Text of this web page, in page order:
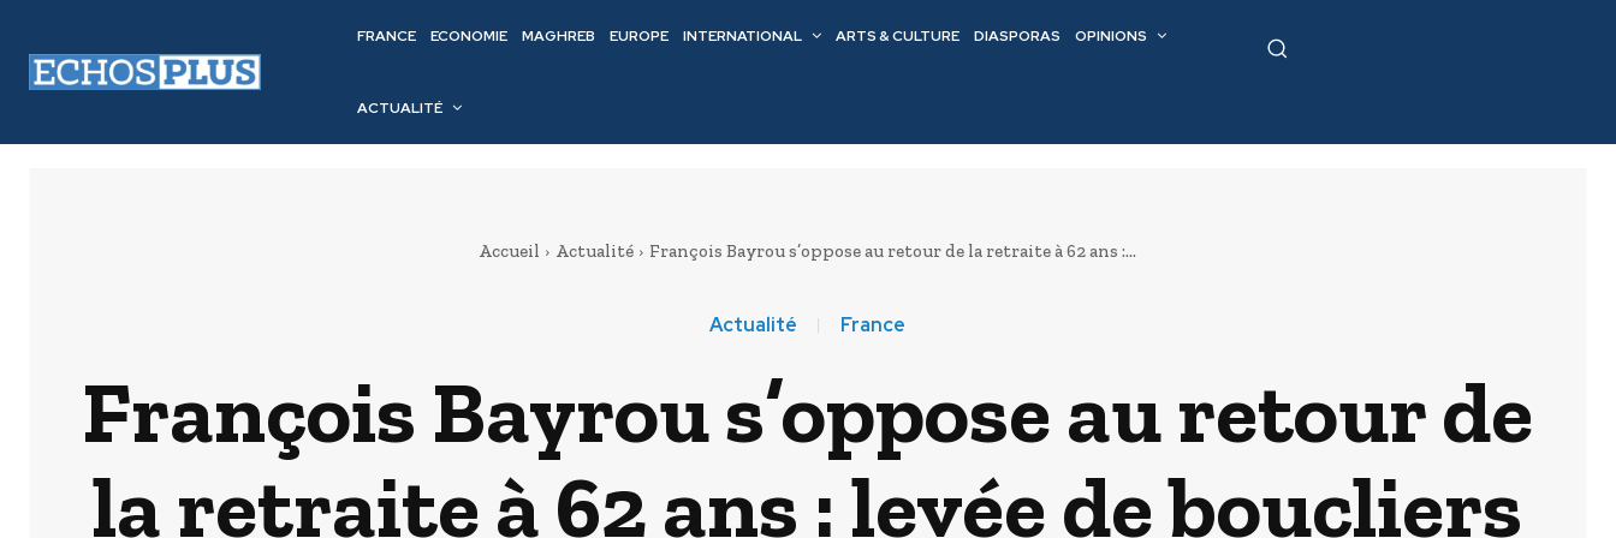
FRANCE ECONOMIE MAGHREB EUROPE INTERNATIONAL ARTS & CULTURE DIASPORAS OPINIONS
ACTUALITÉ
Accueil Actualité François Bayrou s’oppose au retour de la retraite à 62 ans :...
Actualité France
François Bayrou s’oppose au retour de
la retraite à 62 ans : levée de boucliers